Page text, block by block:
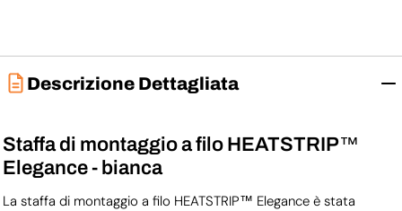
Descrizione Dettagliata
Staffa di montaggio a filo HEATSTRIP™
Elegance - bianca
La staffa di montaggio a filo HEATSTRIP™ Elegance è stata